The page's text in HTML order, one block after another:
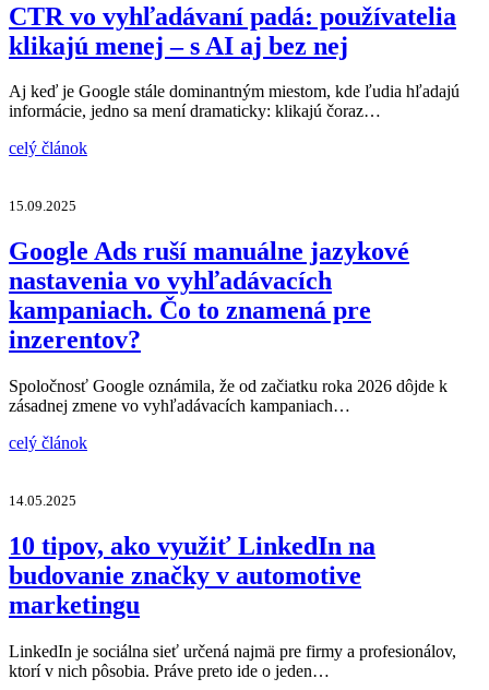
CTR vo vyhľadávaní padá: používatelia
klikajú menej – s AI aj bez nej
Aj keď je Google stále dominantným miestom, kde ľudia hľadajú
informácie, jedno sa mení dramaticky: klikajú čoraz…
celý článok
15.09.2025
Google Ads ruší manuálne jazykové
nastavenia vo vyhľadávacích
kampaniach. Čo to znamená pre
inzerentov?
Spoločnosť Google oznámila, že od začiatku roka 2026 dôjde k
zásadnej zmene vo vyhľadávacích kampaniach…
celý článok
14.05.2025
10 tipov, ako využiť LinkedIn na
budovanie značky v automotive
marketingu
LinkedIn je sociálna sieť určená najmä pre firmy a profesionálov,
ktorí v nich pôsobia. Práve preto ide o jeden…